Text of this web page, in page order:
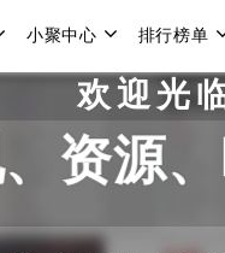
小聚中心 排行榜单
临聚收集
资源